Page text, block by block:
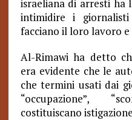
israeliana di arresti ha
intimidire i
facciano il loro lavoro
Al-Rimawi ha detto
era evidente che le
che termini usati dai
“occupazione”,
costituiscano